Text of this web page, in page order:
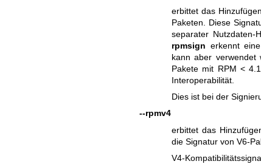
erbittet das
Paketen. Diese
separater Nutzdaten-
rpmsign erkennt
kann aber
Pakete mit RPM <
Interoperabilität.
Dies ist bei der
--rpmv4
erbittet das
die Signatur von V6-
V4-